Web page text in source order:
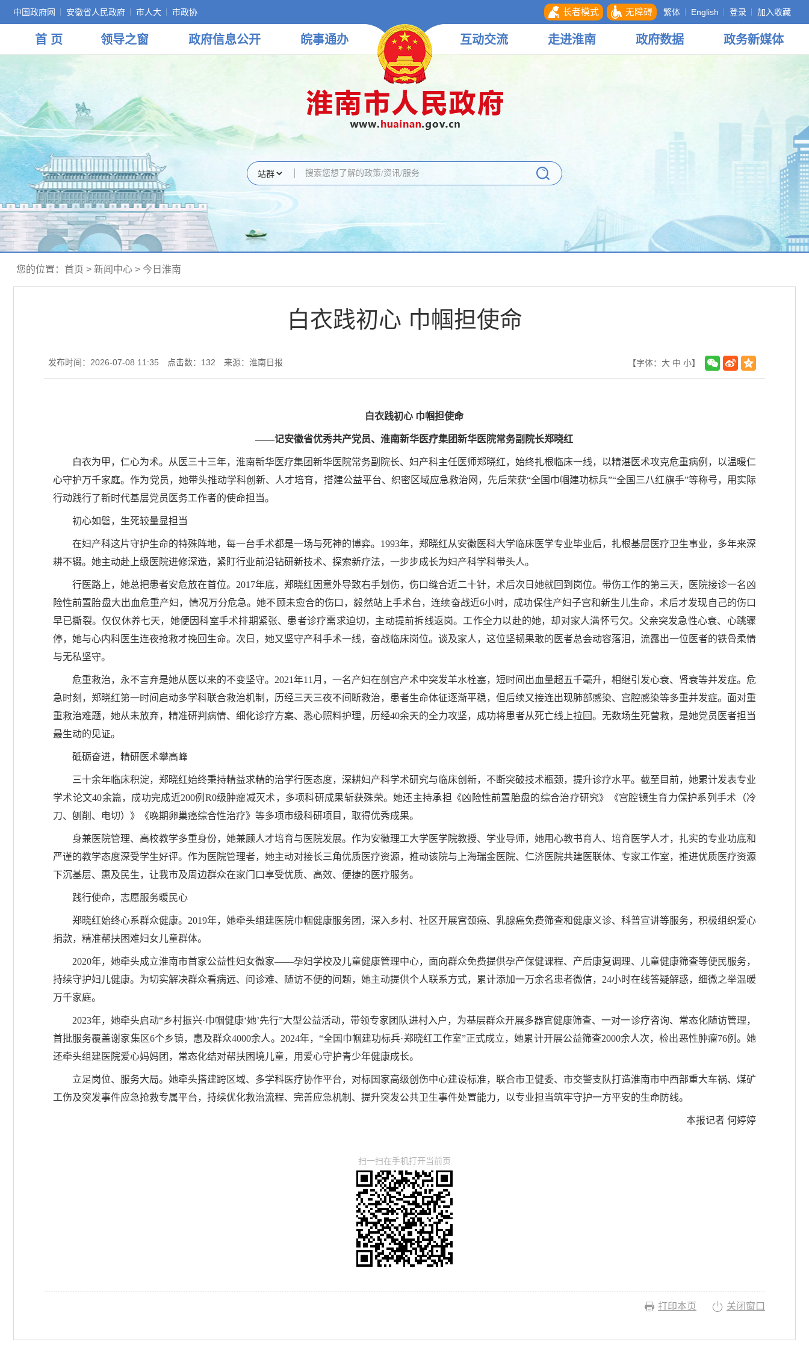
中国政府网 安徽省人民政府 市人大 市政协 长者模式 无障碍 繁体 English 登录 加入收藏
首 页 领导之窗 政府信息公开 皖事通办 互动交流 走进淮南 政府数据 政务新媒体
您的位置： 首页 > 新闻中心 > 今日淮南
白衣践初心 巾帼担使命
发布时间：2026-07-08 11:35 点击数： 132 来源：淮南日报 【字体： 大 中 小】
白衣践初心 巾帼担使命
——记安徽省优秀共产党员、淮南新华医疗集团新华医院常务副院长郑晓红
白衣为甲，仁心为术。从医三十三年，淮南新华医疗集团新华医院常务副院长、妇产科主任医师郑晓红，始终扎根临床一线，以精湛医术攻克危重病例，以温暖仁
心守护万千家庭。作为党员，她带头推动学科创新、人才培育，搭建公益平台、织密区域应急救治网，先后荣获“全国巾帼建功标兵”“全国三八红旗手”等称号，用实际
行动践行了新时代基层党员医务工作者的使命担当。
初心如磐，生死较量显担当
在妇产科这片守护生命的特殊阵地，每一台手术都是一场与死神的博弈。1993年，郑晓红从安徽医科大学临床医学专业毕业后，扎根基层医疗卫生事业，多年来深
耕不辍。她主动赴上级医院进修深造，紧盯行业前沿钻研新技术、探索新疗法，一步步成长为妇产科学科带头人。
行医路上，她总把患者安危放在首位。2017年底，郑晓红因意外导致右手划伤，伤口缝合近二十针，术后次日她就回到岗位。带伤工作的第三天，医院接诊一名凶
险性前置胎盘大出血危重产妇，情况万分危急。她不顾未愈合的伤口，毅然站上手术台，连续奋战近6小时，成功保住产妇子宫和新生儿生命，术后才发现自己的伤口
早已撕裂。仅仅休养七天，她便因科室手术排期紧张、患者诊疗需求迫切，主动提前拆线返岗。工作全力以赴的她，却对家人满怀亏欠。父亲突发急性心衰、心跳骤
停，她与心内科医生连夜抢救才挽回生命。次日，她又坚守产科手术一线，奋战临床岗位。谈及家人，这位坚韧果敢的医者总会动容落泪，流露出一位医者的铁骨柔情
与无私坚守。
危重救治，永不言弃是她从医以来的不变坚守。2021年11月，一名产妇在剖宫产术中突发羊水栓塞，短时间出血量超五千毫升，相继引发心衰、肾衰等并发症。危
急时刻，郑晓红第一时间启动多学科联合救治机制，历经三天三夜不间断救治，患者生命体征逐渐平稳，但后续又接连出现肺部感染、宫腔感染等多重并发症。面对重
重救治难题，她从未放弃，精准研判病情、细化诊疗方案、悉心照料护理，历经40余天的全力攻坚，成功将患者从死亡线上拉回。无数场生死营救，是她党员医者担当
最生动的见证。
砥砺奋进，精研医术攀高峰
三十余年临床积淀，郑晓红始终秉持精益求精的治学行医态度，深耕妇产科学术研究与临床创新，不断突破技术瓶颈，提升诊疗水平。截至目前，她累计发表专业
学术论文40余篇，成功完成近200例R0级肿瘤减灭术，多项科研成果斩获殊荣。她还主持承担《凶险性前置胎盘的综合治疗研究》《宫腔镜生育力保护系列手术（冷
刀、刨削、电切）》《晚期卵巢癌综合性治疗》等多项市级科研项目，取得优秀成果。
身兼医院管理、高校教学多重身份，她兼顾人才培育与医院发展。作为安徽理工大学医学院教授、学业导师，她用心教书育人、培育医学人才，扎实的专业功底和
严谨的教学态度深受学生好评。作为医院管理者，她主动对接长三角优质医疗资源，推动该院与上海瑞金医院、仁济医院共建医联体、专家工作室，推进优质医疗资源
下沉基层、惠及民生，让我市及周边群众在家门口享受优质、高效、便捷的医疗服务。
践行使命，志愿服务暖民心
郑晓红始终心系群众健康。2019年，她牵头组建医院巾帼健康服务团，深入乡村、社区开展宫颈癌、乳腺癌免费筛查和健康义诊、科普宣讲等服务，积极组织爱心
捐款，精准帮扶困难妇女儿童群体。
2020年，她牵头成立淮南市首家公益性妇女微家——孕妇学校及儿童健康管理中心，面向群众免费提供孕产保健课程、产后康复调理、儿童健康筛查等便民服务，
持续守护妇儿健康。为切实解决群众看病远、问诊难、随访不便的问题，她主动提供个人联系方式，累计添加一万余名患者微信，24小时在线答疑解惑，细微之举温暖
万千家庭。
2023年，她牵头启动“乡村振兴·巾帼健康‘她’先行”大型公益活动，带领专家团队进村入户，为基层群众开展多器官健康筛查、一对一诊疗咨询、常态化随访管理，
首批服务覆盖谢家集区6个乡镇，惠及群众4000余人。2024年，“全国巾帼建功标兵·郑晓红工作室”正式成立，她累计开展公益筛查2000余人次，检出恶性肿瘤76例。她
还牵头组建医院爱心妈妈团，常态化结对帮扶困境儿童，用爱心守护青少年健康成长。
立足岗位、服务大局。她牵头搭建跨区域、多学科医疗协作平台，对标国家高级创伤中心建设标准，联合市卫健委、市交警支队打造淮南市中西部重大车祸、煤矿
工伤及突发事件应急抢救专属平台，持续优化救治流程、完善应急机制、提升突发公共卫生事件处置能力，以专业担当筑牢守护一方平安的生命防线。
本报记者 何婷婷
扫一扫在手机打开当前页
打印本页 关闭窗口